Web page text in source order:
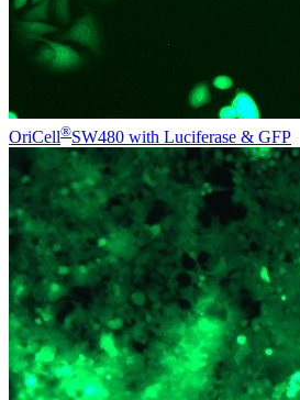
OriCell®SW480 with Luciferase & GFP